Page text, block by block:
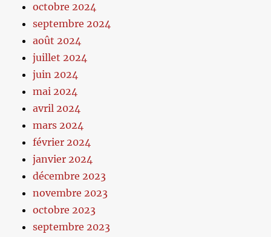
octobre 2024
septembre 2024
août 2024
juillet 2024
juin 2024
mai 2024
avril 2024
mars 2024
février 2024
janvier 2024
décembre 2023
novembre 2023
octobre 2023
septembre 2023